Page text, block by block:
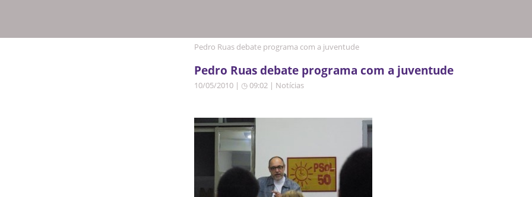
Pedro Ruas debate programa com a juventude
Pedro Ruas debate programa com a juventude
10/05/2010 | ◷ 09:02 | Notícias